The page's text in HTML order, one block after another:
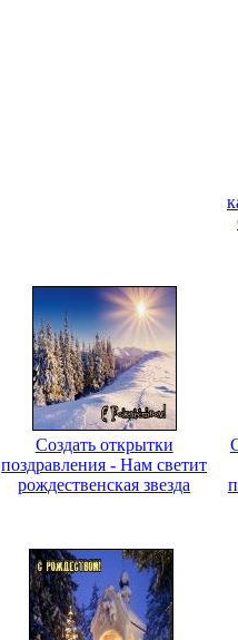
Создать открытки
поздравления - Нам светит
рождественская звезда